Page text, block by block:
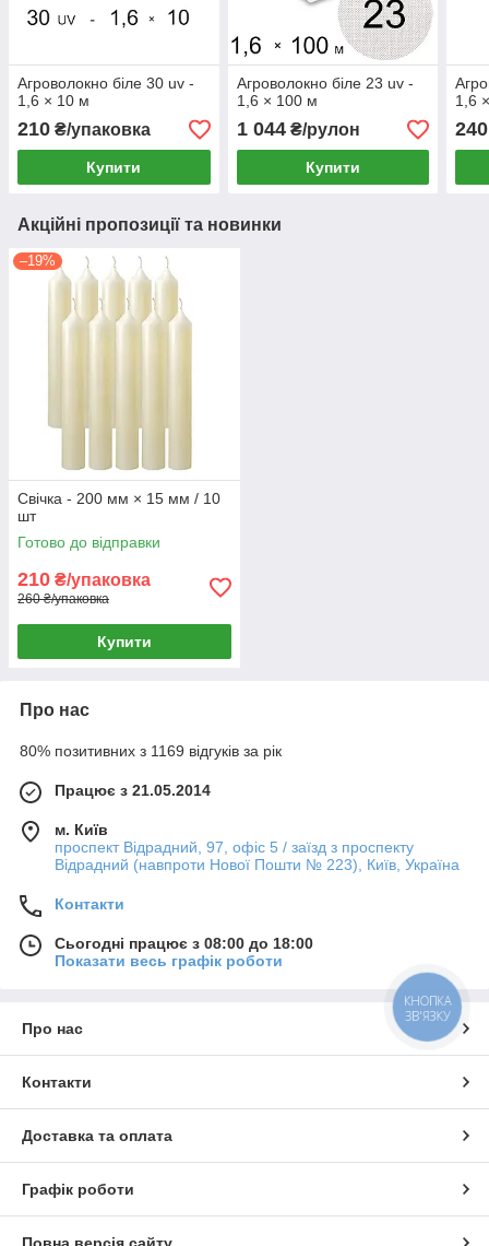
Агроволокно біле 30 uv -
1,6 × 10 м
210 ₴/упаковка
Купити
Агроволокно біле 23 uv -
1,6 × 100 м
1 044₴/рулон
Купити
1,6
240
Акційні пропозиції та новинки
–19%
Свічка - 200 мм × 15 мм / 10
шт
Готово до відправки
210 ₴/упаковка
260 ₴/упаковка
Купити
Про нас
80% позитивних з 1169 відгуків за рік
Працює з 21.05.2014
м. Київ
проспект Відрадний, 97, офіс 5 / заїзд з проспекту
Відрадний (навпроти Нової Пошти № 223), Київ, Україна
Контакти
Сьогодні працює з 08:00 до 18:00
Показати весь графік роботи
Про нас
Контакти
Доставка та оплата
Графік роботи
КНОПКА
ЗВ'ЯЗКУ